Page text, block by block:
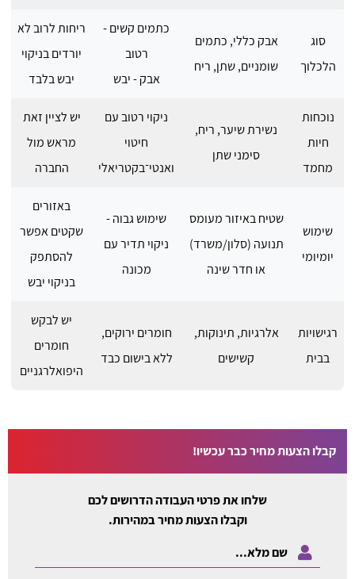
סוג
הלכלוך
אבק כללי, כתמים
שומניים, שתן, ריח
כתמים קשים -
רטוב
אבק - יבש
ריחות לרוב לא
יורדים בניקוי
יבש בלבד
נוכחות
חיות
מחמד
נשירת שיער, ריח,
סימני שתן
ניקוי רטוב עם
חיטוי
ואנטי־בקטריאלי
יש לציין זאת
מראש מול
החברה
שימוש
יומיומי
שטיח באיזור מעומס
תנועה (סלון/משרד)
או חדר שינה
שימוש גבוה -
ניקוי תדיר עם
מכונה
באזורים
שקטים אפשר
להסתפק
בניקוי יבש
רגישויות
בבית
אלרגיות, תינוקות,
קשישים
חומרים ירוקים,
ללא בישום כבד
יש לבקש
חומרים
היפואלרגניים
קבלו הצעות מחיר כבר עכשיו!
שלחו את פרטי העבודה הדרושים לכם
וקבלו הצעות מחיר במהירות.